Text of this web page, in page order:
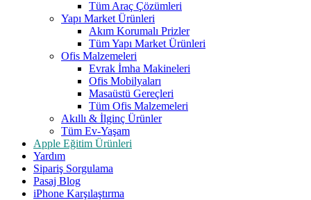
Tüm Araç Çözümleri
Yapı Market Ürünleri
Akım Korumalı Prizler
Tüm Yapı Market Ürünleri
Ofis Malzemeleri
Evrak İmha Makineleri
Ofis Mobilyaları
Masaüstü Gereçleri
Tüm Ofis Malzemeleri
Akıllı & İlginç Ürünler
Tüm Ev-Yaşam
Apple Eğitim Ürünleri
Yardım
Sipariş Sorgulama
Pasaj Blog
iPhone Karşılaştırma